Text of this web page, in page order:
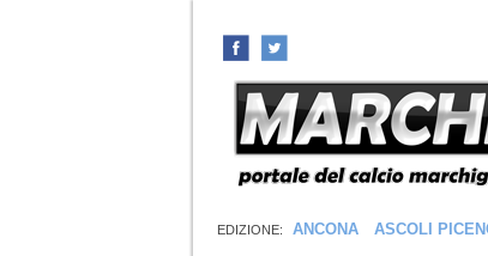
EDIZIONE: ANCONA ASCOLI